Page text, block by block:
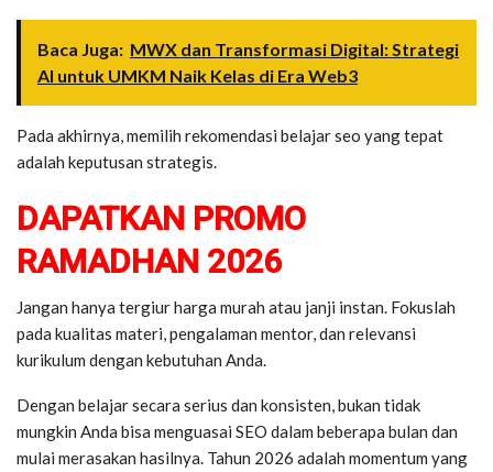
Baca Juga: MWX dan Transformasi Digital: Strategi
AI untuk UMKM Naik Kelas di Era Web3
Pada akhirnya, memilih rekomendasi belajar seo yang tepat
adalah keputusan strategis.
DAPATKAN PROMO
RAMADHAN 2026
Jangan hanya tergiur harga murah atau janji instan. Fokuslah
pada kualitas materi, pengalaman mentor, dan relevansi
kurikulum dengan kebutuhan Anda.
Dengan belajar secara serius dan konsisten, bukan tidak
mungkin Anda bisa menguasai SEO dalam beberapa bulan dan
mulai merasakan hasilnya. Tahun 2026 adalah momentum yang